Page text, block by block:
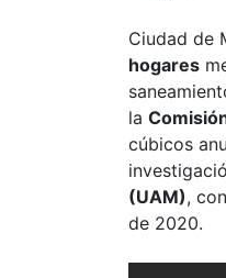
Ciudad de
hogares
la
cúbicos
(UAM),
de 2020.